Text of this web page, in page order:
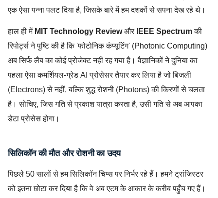
एक ऐसा पन्ना पलट दिया है, जिसके बारे में हम दशकों से सपना देख रहे थे।
हाल ही में MIT Technology Reviewऔर IEEE Spectrumकी
रिपोर्ट्स ने पुष्टि की है कि 'फोटोनिक कंप्यूटिंग' (Photonic Computing)
अब सिर्फ लैब का कोई प्रोजेक्ट नहीं रह गया है। वैज्ञानिकों ने दुनिया का
पहला ऐसा कमर्शियल-ग्रेड AI प्रोसेसर तैयार कर लिया है जो बिजली
(Electrons) से नहीं, बल्कि शुद्ध रोशनी (Photons) की किरणों से चलता
है। सोचिए, जिस गति से प्रकाश यात्रा करता है, उसी गति से अब आपका
डेटा प्रोसेस होगा।
सिलिकॉन की मौत और रोशनी का उदय
पिछले 50 सालों से हम सिलिकॉन चिप्स पर निर्भर रहे हैं। हमने ट्रांजिस्टर
को इतना छोटा कर दिया है कि वे अब एटम के आकार के करीब पहुँच गए हैं।